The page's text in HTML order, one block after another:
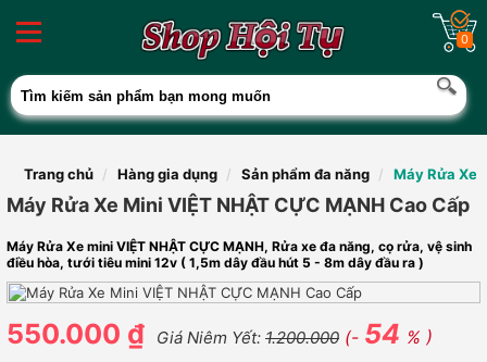
0
Trang chủ Hàng gia dụng Sản phẩm đa năng Máy Rửa Xe
Máy Rửa Xe Mini VIỆT NHẬT CỰC MẠNH Cao Cấp
Máy Rửa Xe mini VIỆT NHẬT CỰC MẠNH, Rửa xe đa năng, cọ rửa, vệ sinh
điều hòa, tưới tiêu mini 12v ( 1,5m dây đầu hút 5 - 8m dây đầu ra )
550.000 ₫ Giá Niêm Yết: 1.200.000 (- 54 % )